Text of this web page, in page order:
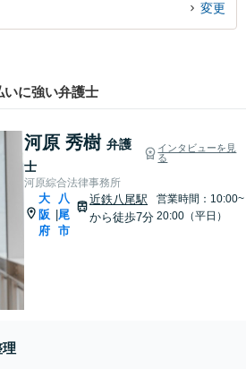
変更
に強い弁護士
河原 秀樹 弁護
士
インタビューを見
る
河原綜合法律事務所
大
阪
府
八
尾
市
近鉄八尾駅
から徒歩7分
営業時間：10:00~
20:00（平日）
理